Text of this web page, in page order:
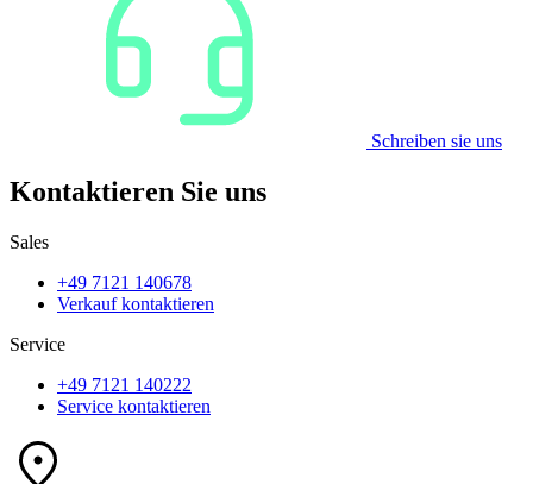
Schreiben sie uns
Kontaktieren Sie uns
Sales
+49 7121 140678
Verkauf kontaktieren
Service
+49 7121 140222
Service kontaktieren